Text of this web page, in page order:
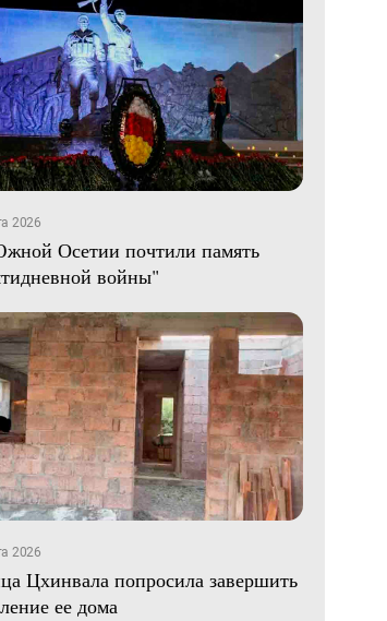
2026
Осетии почтили память
войны"
2026
Цхинвала попросила завершить
ее дома